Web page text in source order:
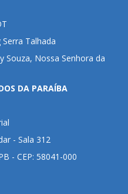
Talhada
Souza, Nossa Senhora da
DA PARAÍBA
- Sala 312
- CEP: 58041-000